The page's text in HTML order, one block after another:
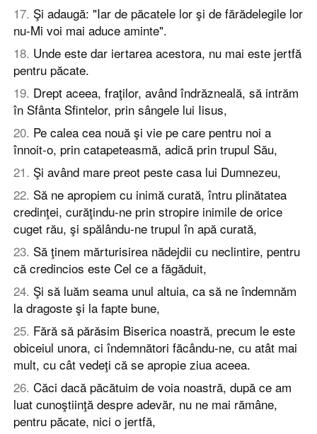
17. Şi adaugă: "Iar de păcatele lor şi de fărădelegile lor
nu-Mi voi mai aduce aminte".
18. Unde este dar iertarea acestora, nu mai este jertfă
pentru păcate.
19. Drept aceea, fraţilor, având îndrăzneală, să intrăm
în Sfânta Sfintelor, prin sângele lui Iisus,
20. Pe calea cea nouă şi vie pe care pentru noi a
înnoit-o, prin catapeteasmă, adică prin trupul Său,
21. Şi având mare preot peste casa lui Dumnezeu,
22. Să ne apropiem cu inimă curată, întru plinătatea
credinţei, curăţindu-ne prin stropire inimile de orice
cuget rău, şi spălându-ne trupul în apă curată,
23. Să ţinem mărturisirea nădejdii cu neclintire, pentru
că credincios este Cel ce a făgăduit,
24. Şi să luăm seama unul altuia, ca să ne îndemnăm
la dragoste şi la fapte bune,
25. Fără să părăsim Biserica noastră, precum le este
obiceiul unora, ci îndemnători făcându-ne, cu atât mai
mult, cu cât vedeţi că se apropie ziua aceea.
26. Căci dacă păcătuim de voia noastră, după ce am
luat cunoştiinţă despre adevăr, nu ne mai rămâne,
pentru păcate, nici o jertfă,